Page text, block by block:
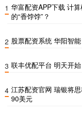
1 华富配资APP下载 计
的“香饽饽”？
2 股票配资系统 华阳智
3 联丰优配平台 明天开
4 江苏配资官网 瑞银将
90美元